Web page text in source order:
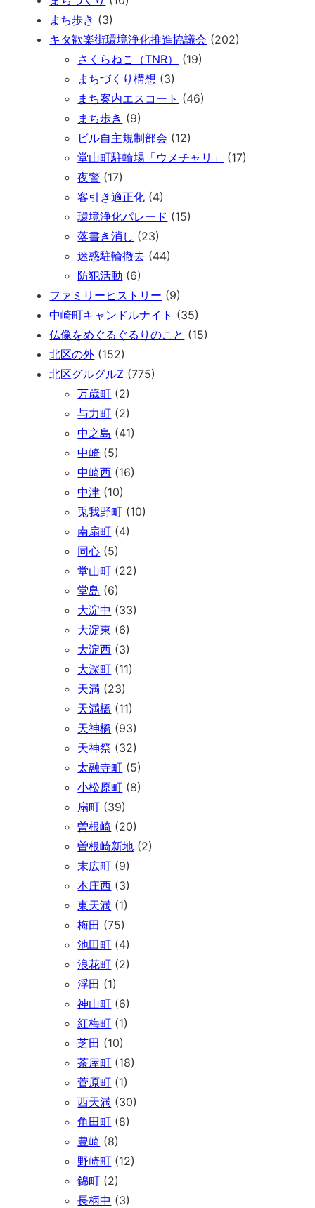
まち歩き (3)
キタ歓楽街環境浄化推進協議会 (202)
さくらねこ（TNR）
(19)
まちづくり構想 (3)
まち案内エスコート (46)
まち歩き (9)
ビル自主規制部会 (12)
堂山町駐輪場「ウメチャリ」
(17)
夜警 (17)
客引き適正化 (4)
環境浄化パレード (15)
落書き消し (23)
迷惑駐輪撤去 (44)
防犯活動 (6)
ファミリーヒストリー (9)
中崎町キャンドルナイト (35)
仏像をめぐるぐるりのこと (15)
北区の外 (152)
北区グルグルZ (775)
万歳町 (2)
与力町 (2)
中之島 (41)
中崎 (5)
中崎西 (16)
中津 (10)
兎我野町 (10)
南扇町 (4)
同心 (5)
堂山町 (22)
堂島 (6)
大淀中 (33)
大淀東 (6)
大淀西 (3)
大深町 (11)
天満 (23)
天満橋 (11)
天神橋 (93)
天神祭 (32)
太融寺町 (5)
小松原町 (8)
扇町 (39)
曽根崎 (20)
曽根崎新地 (2)
末広町 (9)
本庄西 (3)
東天満 (1)
梅田 (75)
池田町 (4)
浪花町 (2)
浮田 (1)
神山町 (6)
紅梅町 (1)
芝田 (10)
茶屋町 (18)
菅原町 (1)
西天満 (30)
角田町 (8)
豊崎 (8)
野崎町 (12)
錦町 (2)
長柄中 (3)